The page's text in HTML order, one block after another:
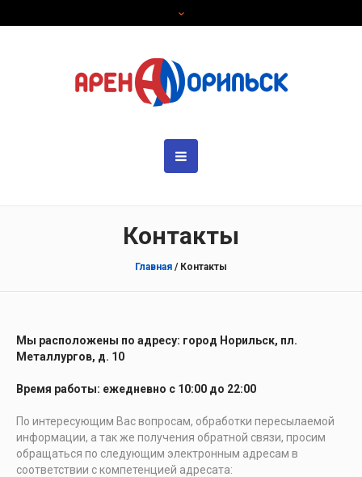
Контакты
Главная / Контакты
Мы расположены по адресу: город Норильск, пл.
Металлургов, д. 10
Время работы: ежедневно с 10:00 до 22:00
По интересующим Вас вопросам, обработки пересылаемой
информации, а так же получения обратной связи, просим
обращаться по следующим электронным адресам в
соответствии с компетенцией адресата: